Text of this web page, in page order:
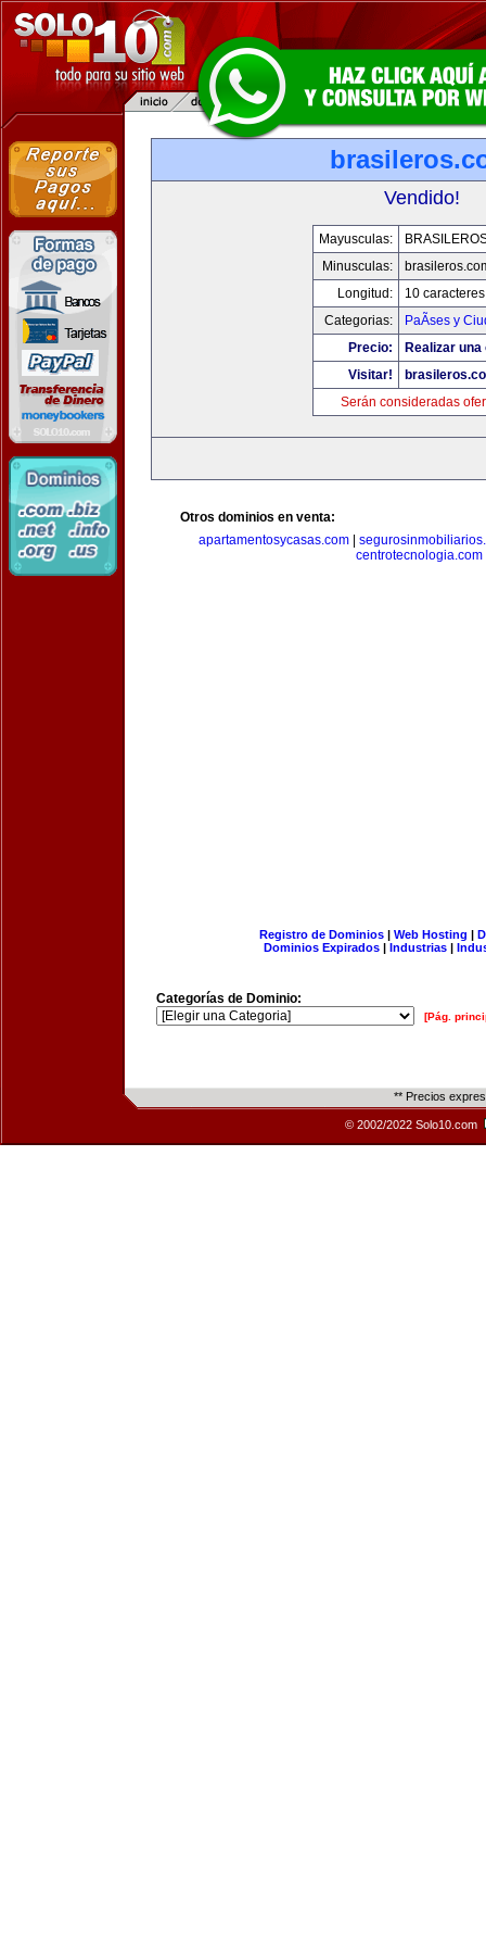
Vendido!
Mayusculas:
Minusculas:
Longitud:
10 caracteres
Categorias:
PaÃ­ses y
Precio:
Realizar
Visitar!
Serán consideradas
Otros dominios en venta:
apartamentosycasas.com|
centrotecnologia.com
Registro de Dominios| Web Hosting |
Dominios Expirados | Industrias |
Categorías de Dominio:
[Pág.
** Precios
© 2002/2022 Solo10.com